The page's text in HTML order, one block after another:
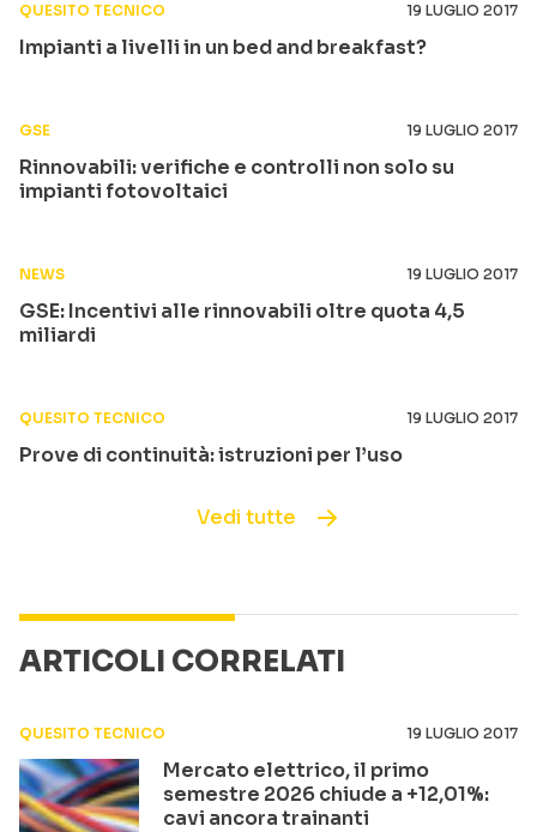
QUESITO TECNICO 19 LUGLIO 2017
Impianti a livelli in un bed and breakfast?
GSE 19 LUGLIO 2017
Rinnovabili: verifiche e controlli non solo su
impianti fotovoltaici
NEWS 19 LUGLIO 2017
GSE: Incentivi alle rinnovabili oltre quota 4,5
miliardi
QUESITO TECNICO 19 LUGLIO 2017
Prove di continuità: istruzioni per l’uso
Vedi tutte
ARTICOLI CORRELATI
QUESITO TECNICO 19 LUGLIO 2017
Mercato elettrico, il primo
semestre 2026 chiude a +12,01%:
cavi ancora trainanti